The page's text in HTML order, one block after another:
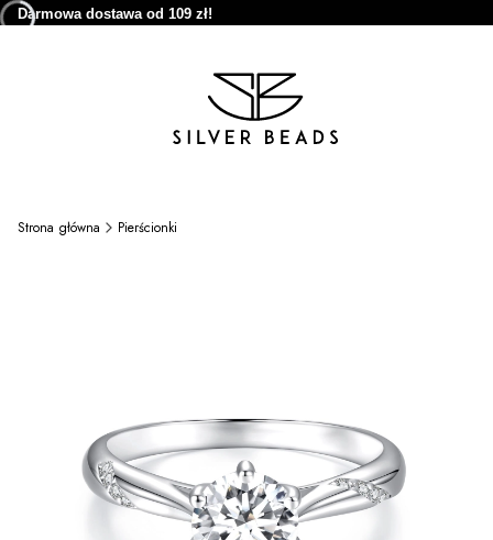
Darmowa dostawa od 109 zł!
Strona główna Pierścionki